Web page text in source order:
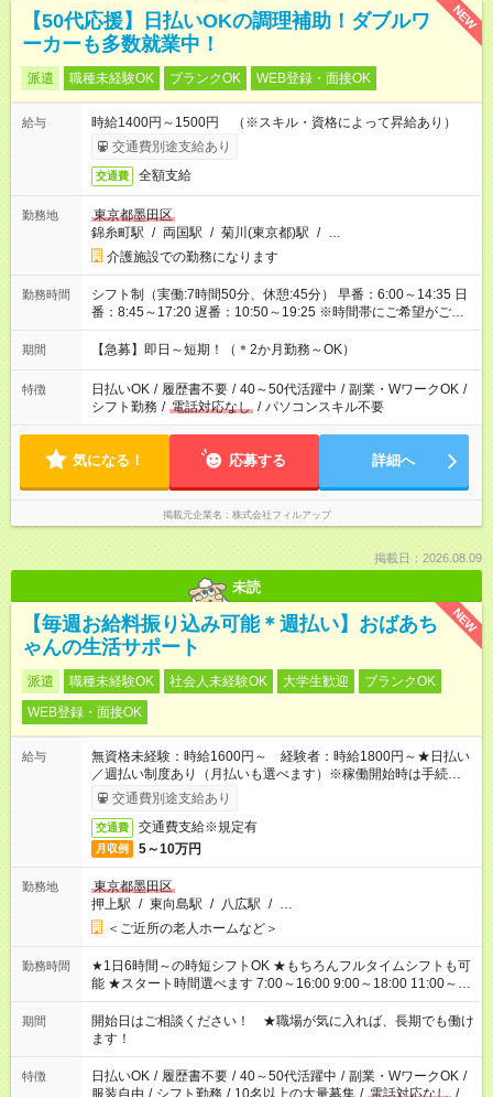
NEW
【50代応援】日払いOKの調理補助！ダブルワ
ーカーも多数就業中！
派遣 職種未経験OK ブランクOK WEB登録・面接OK
給与
時給1400円～1500円 （※スキル・資格によって昇給あり）
交通費別途支給あり
交通費 全額支給
勤務地
東京都墨田区
錦糸町駅 / 両国駅 / 菊川(東京都)駅 / …
介護施設での勤務になります
勤務時間
シフト制（実働:7時間50分、休憩:45分） 早番：6:00～14:35 日
番：8:45～17:20 遅番：10:50～19:25 ※時間帯にご希望がござ
いましたらお気軽にご相談ください。
期間 【急募】即日～短期！（＊2か月勤務～OK）
特徴 日払いOK / 履歴書不要 / 40～50代活躍中 / 副業・WワークOK /
シフト勤務 / 電話対応なし / パソコンスキル不要
気になる！ 応募する 詳細へ
掲載元企業名 株式会社フィルアップ
掲載日：2026.08.09
未読
NEW
【毎週お給料振り込み可能＊週払い】おばあち
ゃんの生活サポート
派遣 職種未経験OK 社会人未経験OK 大学生歓迎
ブランクOK
WEB登録・面接OK
給与
無資格未経験：時給1600円～ 経験者：時給1800円～★日払い
／週払い制度あり（月払いも選べます）※稼働開始時は手続き完
了次第のお支払いとなります。
交通費別途支給あり
交通費 交通費支給※規定有
月収例 5～10万円
勤務地
東京都墨田区
押上駅 / 東向島駅 / 八広駅 / …
＜ご近所の老人ホームなど＞
勤務時間
★1日6時間～の時短シフトOK ★もちろんフルタイムシフトも可
能 ★スタート時間選べます 7:00～16:00 9:00～18:00 11:00～
20:00 など 残業なし！ ※Wワークの場合、他のお仕事と合わせ
週40時間超の就業はご案内できません ※法令に基づき、週20時
間以上勤務は社会保険への加入対象となります ※労働者派遣法
（日雇い派遣の原則禁止）により、短時間・短期間の就業はご
案内が難しい場合があります
期間
開始日はご相談ください！ ★職場が気に入れば、長期でも働け
ます！
特徴 日払いOK / 履歴書不要 / 40～50代活躍中 / 副業・WワークOK /
服装自由 / シフト勤務 / 10名以上の大量募集 / 電話対応なし /